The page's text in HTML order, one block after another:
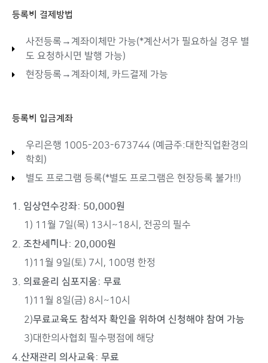
등록비 결제방법
사전등록→계좌이체만 가능(*계산서가 필요하실 경우 별
도 요청하시면 발행 가능)
현장등록→계좌이체, 카드결제 가능
등록비 입금계좌
우리은행 1005-203-673744 (예금주:대한직업환경의
학회)
별도 프로그램 등록(*별도 프로그램은 현장등록 불가!!)
1. 임상연수강좌: 50,000원
1) 11월 7일(목) 13시~18시, 전공의 필수
2. 조찬세미나: 20,000원
1)11월 9일(토) 7시, 100명 한정
3. 의료윤리 심포지움: 무료
1)11월 8일(금) 8시~10시
2)무료교육도 참석자 확인을 위하여 신청해야 참여 가능
3)대한의사협회 필수평점에 해당
4.산재관리 의사교육: 무료